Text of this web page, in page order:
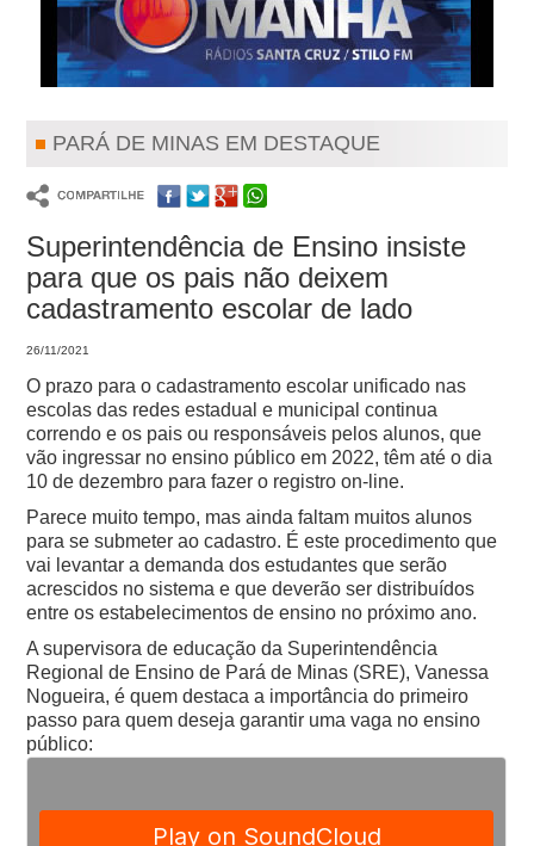
PARÁ DE MINAS EM DESTAQUE
Superintendência de Ensino insiste
para que os pais não deixem
cadastramento escolar de lado
26/11/2021
O prazo para o cadastramento escolar unificado nas
escolas das redes estadual e municipal continua
correndo e os pais ou responsáveis pelos alunos, que
vão ingressar no ensino público em 2022, têm até o dia
10 de dezembro para fazer o registro on-line.
Parece muito tempo, mas ainda faltam muitos alunos
para se submeter ao cadastro. É este procedimento que
vai levantar a demanda dos estudantes que serão
acrescidos no sistema e que deverão ser distribuídos
entre os estabelecimentos de ensino no próximo ano.
A supervisora de educação da Superintendência
Regional de Ensino de Pará de Minas (SRE), Vanessa
Nogueira, é quem destaca a importância do primeiro
passo para quem deseja garantir uma vaga no ensino
público: